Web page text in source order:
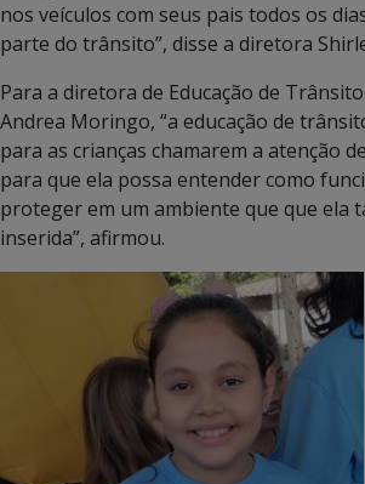
nos veículos com seus pais todos os
parte do trânsito”, disse a diretora
Para a diretora de Educação de
Andrea Moringo, “a educação de
para as crianças chamarem a atenção
para que ela possa entender como
proteger em um ambiente que que ela
inserida”, afirmou.